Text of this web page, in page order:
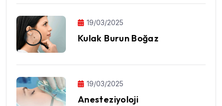
19/03/2025
Kulak Burun Boğaz
19/03/2025
Anesteziyoloji